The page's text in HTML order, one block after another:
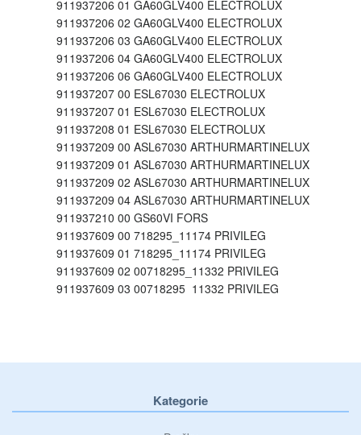
911937206 01 GA60GLV400 ELECTROLUX
911937206 02 GA60GLV400 ELECTROLUX
911937206 03 GA60GLV400 ELECTROLUX
911937206 04 GA60GLV400 ELECTROLUX
911937206 06 GA60GLV400 ELECTROLUX
911937207 00 ESL67030 ELECTROLUX
911937207 01 ESL67030 ELECTROLUX
911937208 01 ESL67030 ELECTROLUX
911937209 00 ASL67030 ARTHURMARTINELUX
911937209 01 ASL67030 ARTHURMARTINELUX
911937209 02 ASL67030 ARTHURMARTINELUX
911937209 04 ASL67030 ARTHURMARTINELUX
911937210 00 GS60VI FORS
911937609 00 718295_11174 PRIVILEG
911937609 01 718295_11174 PRIVILEG
911937609 02 00718295_11332 PRIVILEG
911937609 03 00718295_11332 PRIVILEG
911616250 01 00782251_11242 PRIVILEG
911616251 01 00000976_11243 PRIVILEG
911616252 00 880446_11165 PRIVILEG
911616252 01 00880446_11244 PRIVILEG
Kategorie